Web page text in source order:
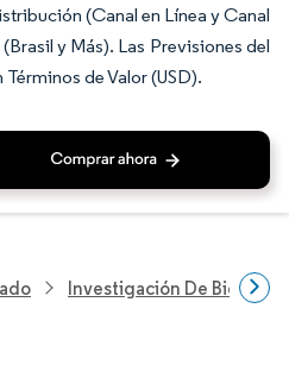
(Canal en Línea y Canal
y Más). Las Previsiones del
de Valor (USD).
Investigación De Bienes